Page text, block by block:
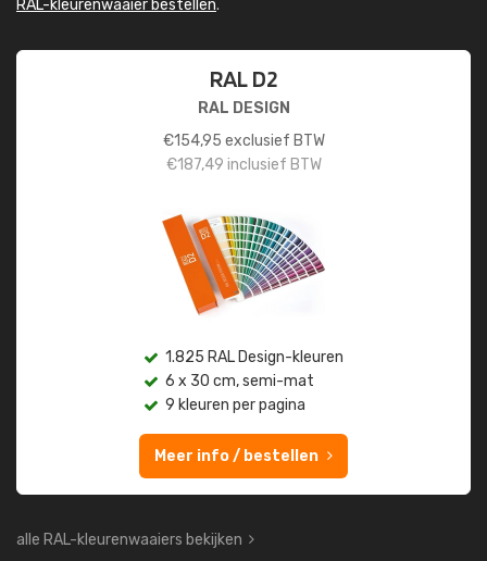
RAL-kleurenwaaier bestellen.
RAL D2
RAL DESIGN
€154,95 exclusief BTW
€187,49 inclusief BTW
1.825 RAL Design-kleuren
6 x 30 cm, semi-mat
9 kleuren per pagina
Meer info / bestellen
alle RAL-kleurenwaaiers bekijken